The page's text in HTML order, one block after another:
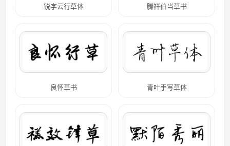
锐字云行草体 腾祥伯当草书
良怀草书 青叶手写草体